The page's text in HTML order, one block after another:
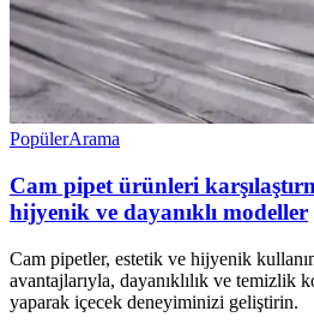
PopülerArama
Cam pipet ürünleri
hijyenik ve dayanıklı modeller
Cam pipetler, estetik ve hijyenik
avantajlarıyla, dayanıklılık ve temizlik
yaparak içecek deneyiminizi geliştirin.